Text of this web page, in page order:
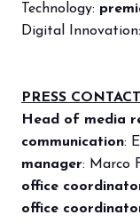
Technology:
Digital
PRESS
Head of media
communication:
manager: Marco
office
office